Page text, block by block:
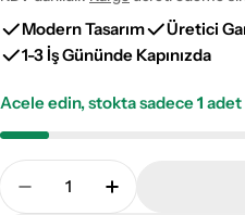
Modern Tasarım
Üretici
1-3 İş Gününde Kapınızda
Acele edin, stokta sadece1 adet
Adet
SHB Afgan Orjin El
SHB Afgan